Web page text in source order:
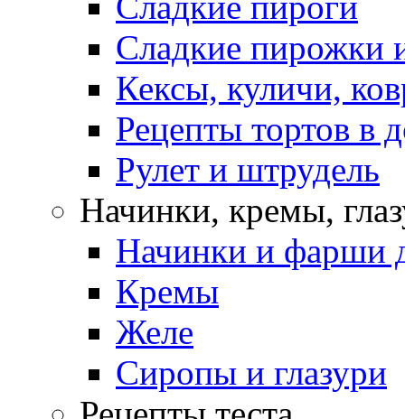
Сладкие пирожки
Кексы, куличи,
Рецепты тортов в
Рулет и штрудель
Начинки, кремы,
Начинки и фарши
Кремы
Желе
Сиропы и глазури